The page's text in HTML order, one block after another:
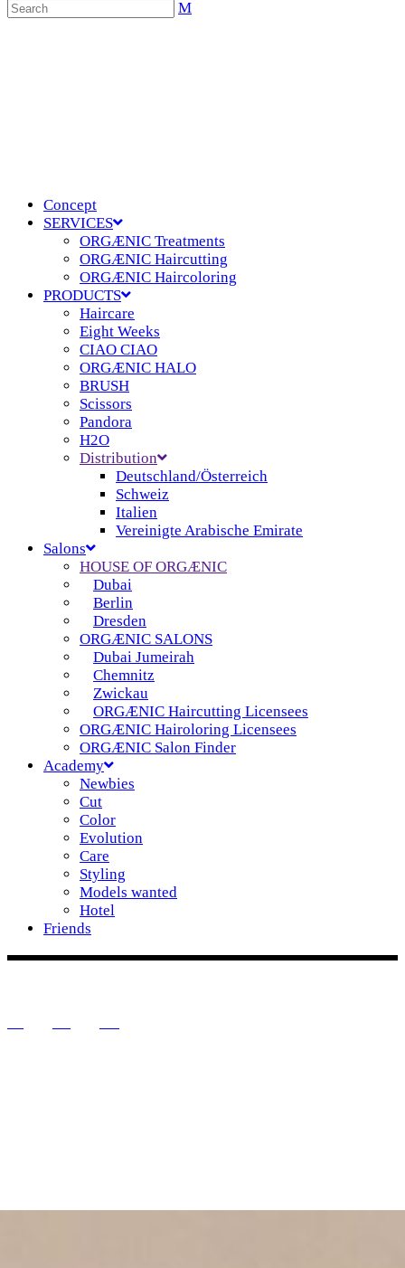
Concept
SERVICES
ORGÆNIC Treatments
ORGÆNIC Haircutting
ORGÆNIC Haircoloring
PRODUCTS
Haircare
Eight Weeks
CIAO CIAO
ORGÆNIC HALO
BRUSH
Scissors
Pandora
H2O
Distribution
Deutschland/Österreich
Schweiz
Italien
Vereinigte Arabische Emirate
Salons
HOUSE OF ORGÆNIC
Dubai
Berlin
Dresden
ORGÆNIC SALONS
Dubai Jumeirah
Chemnitz
Zwickau
ORGÆNIC Haircutting Licensees
ORGÆNIC Hairoloring Licensees
ORGÆNIC Salon Finder
Academy
Newbies
Cut
Color
Evolution
Care
Styling
Models wanted
Hotel
Friends